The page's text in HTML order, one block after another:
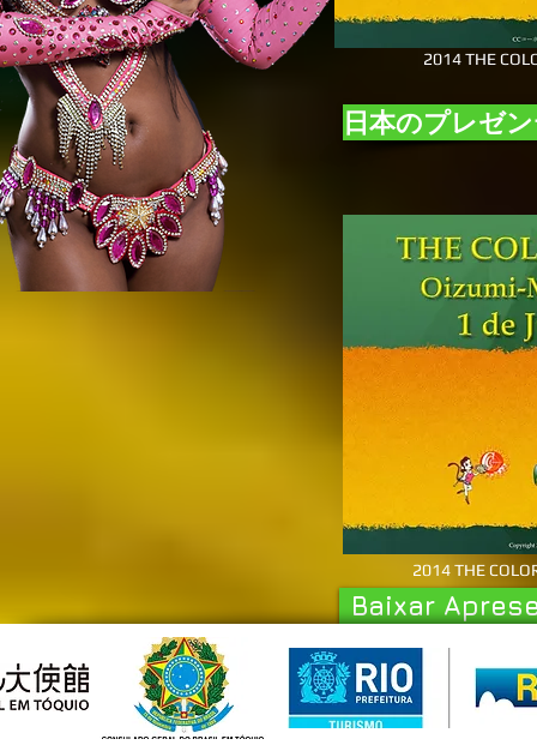
2014 THE
2014 THE
日本のプレゼ
Baixar